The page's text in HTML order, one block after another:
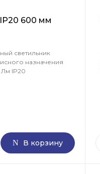
600 мм
светильник
назначения
Лм IP20
В корзину